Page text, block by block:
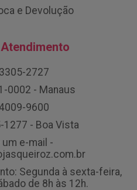
e Devolução
2727
0002 - Manaus
9600
1277 - Boa Vista
um e-mail -
Segunda à sexta-feira,
de 8h às 12h.